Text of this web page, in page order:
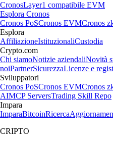
CronosLayer1 compatibile EVM
Esplora Cronos
Cronos PoSCronos EVMCronos
Esplora
AffiliazioneIstituzionaliCustodia
Crypto.com
Chi siamoNotizie aziendaliNovità
noiPartnerSicurezzaLicenze e
Sviluppatori
Cronos PoSCronos EVMCronos
AIMCP ServersTrading Skill Repo
Impara
ImparaBitcoinRicerca
CRIPTO